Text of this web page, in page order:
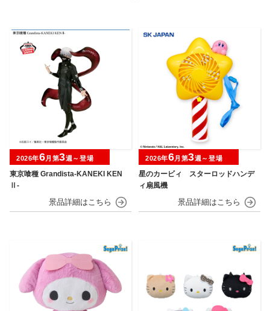
東京喰種 Grandista-KANEKI KEN
Ⅱ-
2026年6月第3週～登場
星のカービィ スターロッドハンデ
ィ扇風機
2026年6月第3週～登場